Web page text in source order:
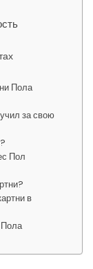
Пола
за свою
Пол
в